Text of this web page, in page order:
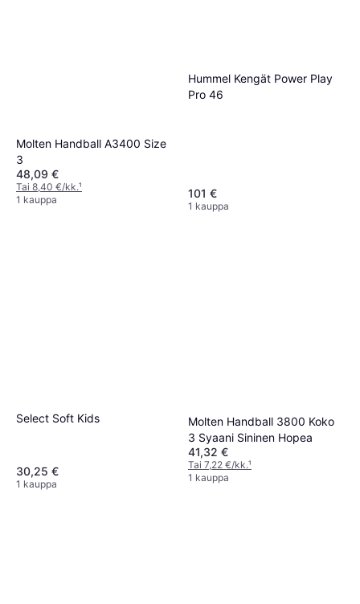
Molten Handball A3400 Size
3
48,09 €
Tai 8,40 €/kk.¹
1 kauppa
Hummel Kengät Power Play
Pro 46
101 €
1 kauppa
Select Soft Kids
30,25 €
1 kauppa
Molten Handball 3800 Koko
3 Syaani Sininen Hopea
41,32 €
Tai 7,22 €/kk.¹
1 kauppa